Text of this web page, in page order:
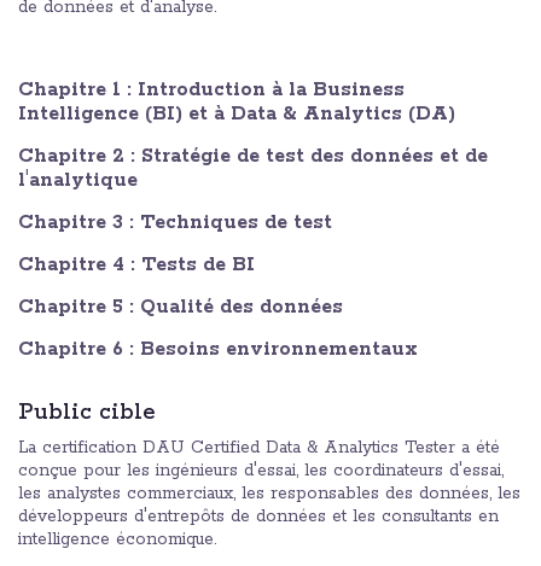
de données et d'analyse.
Chapitre 1 : Introduction à la Business
Intelligence (BI) et à Data & Analytics (DA)
Chapitre 2 : Stratégie de test des données et de
l'analytique
Chapitre 3 : Techniques de test
Chapitre 4 : Tests de BI
Chapitre 5 : Qualité des données
Chapitre 6 : Besoins environnementaux
Public cible
La certification DAU Certified Data & Analytics Tester a été
conçue pour les ingénieurs d'essai, les coordinateurs d'essai,
les analystes commerciaux, les responsables des données, les
développeurs d'entrepôts de données et les consultants en
intelligence économique.